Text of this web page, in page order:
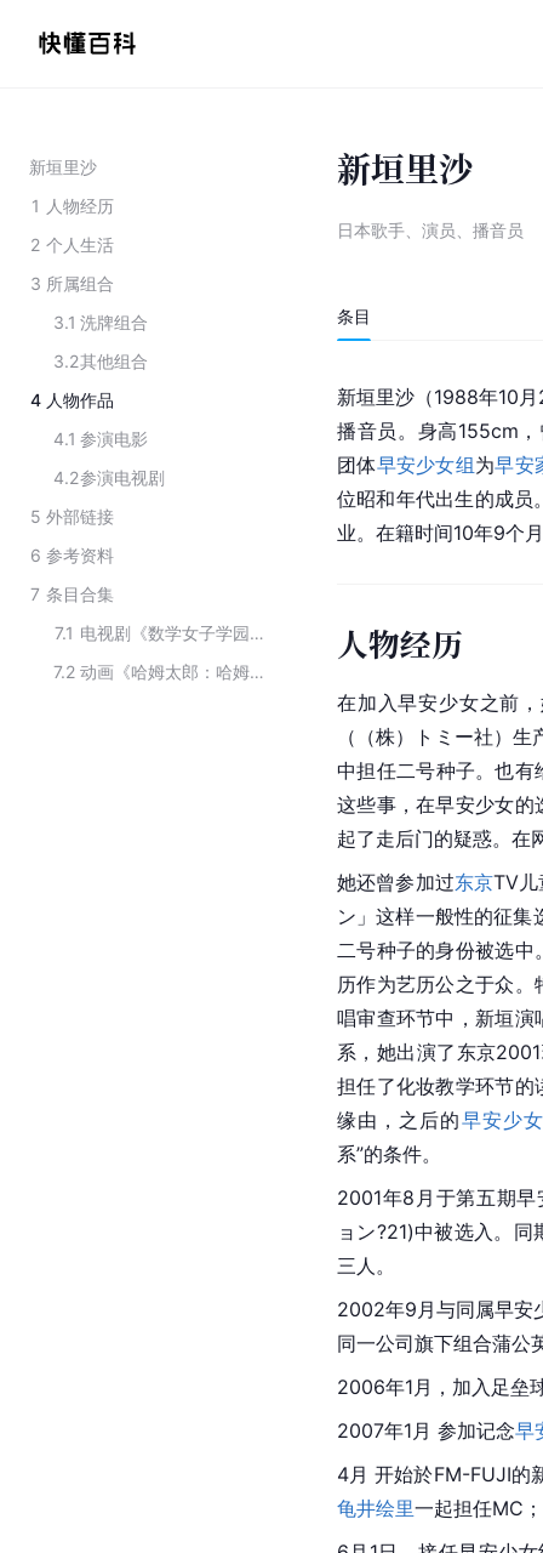
新垣里沙
1 人物经历
2 个人生活
3 所属组合
3.1 洗牌组合
3.2其他组合
4 人物作品
4.1 参演电影
4.2参演电视剧
5 外部链接
6 参考资料
7 条目合集
7.1
电视剧《数学女子学园》主要演员
7.2
动画《哈姆太郎：哈姆哈姆哈姆迦！梦幻的公主》主要演员
新垣里沙
日本歌手、演员、播音员
条目
新垣里沙（1988年10
播音员。身高155cm
团体早安少女组为早安
位昭和年代出生的成
业。在籍时间10年9个
人物经历
在加入早安少女之前
（（株）トミー社）
中担任二号种子。也
这些事，在早安少女的
起了走后门的疑惑。在
她还曾参加过东京TV儿
ン」这样一般性的征
二号种子的身份被选
历作为艺历公之于众
唱审查环节中，新垣演
系，她出演了东京
担任了化妆教学环节的
缘由，之后的早安少
系”的条件。
2001年8月于第五期早
ョン?21)中被选入。
三人。
2002年9月与同属早安
同一公司旗下组合蒲公
2006年1月，加入足垒
2007年1月 参加记念早
4月 开始於FM-FUJI的
龟井绘里一起担任MC；